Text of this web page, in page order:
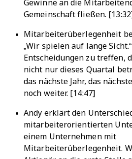
Gewinne an die
Gemeinschaft fließen. [13:32]
Mitarbeiterüberlegenheit
„Wir spielen auf lange
Entscheidungen zu treffen,
nicht nur dieses Quartal
das nächste Jahr, das
noch weiter. [14:47]
Andy erklärt den
mitarbeiterorientierten
einem Unternehmen mit
Mitarbeiterüberlegenheit.